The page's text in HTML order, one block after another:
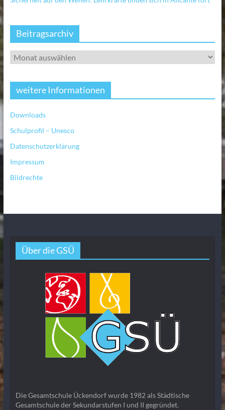
Beitragsarchiv
weitere Informationen
Downloads
Schulprofil – Unesco
Datenschutzerklärung
Impressum
Bildrechte
Über die GSÜ
Die Gesamtschule Ückendorf wurde 1982 als Städtische
Gesamtschule der Sekundarstufen I und II gegründet.